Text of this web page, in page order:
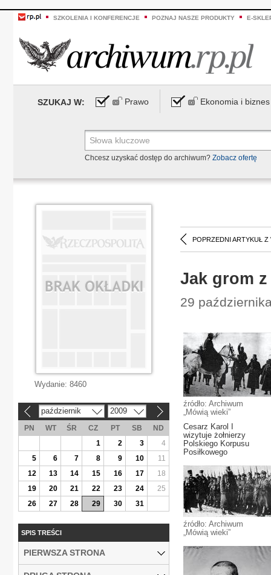
SZKOLENIA I KONFERENCJE POZNAJ NASZE PRODUKTY E-
SZUKAJ W: Prawo Ekonomia i biznes
Chcesz uzyskać dostęp do archiwum? Zobacz ofertę
POPRZEDNI ARTYKUŁ Z
Jak grom
29
źródło: Archiwum
„Mówią wieki”
Cesarz Karol I
wizytuje żołnierzy
Polskiego Korpusu
Posiłkowego
źródło: Archiwum
„Mówią wieki”
Wydanie: 8460
październik 2009
PN WT ŚR CZ PT SB
ND
1
2 3
4
5
6 7 8 9 10
11
12
13 14 15 16 17
18
19
20 21 22 23 24
25
26
27 28 29 30 31
SPIS TREŚCI
PIERWSZA STRONA